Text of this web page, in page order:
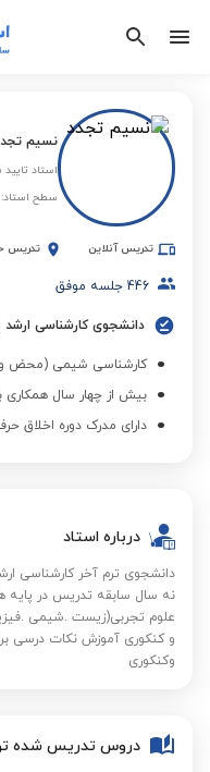
نسیم
استاد
سطح استاد:
تدریس آنلاین تدریس
446 جلسه موفق
دانشجوی کارشناسی ارشد
کارشناسی شیمی (محض و
بیش از چهار سال همکاری
دارای مدرک دوره اخلاق
درباره استاد
دانشجوی ترم آخر کارشناسی
نه سال سابقه تدریس در
علوم تجربی(زیست .شیمی
و کنکوری آموزش نکات درسی
وکنکوری
دروس تدریس شده